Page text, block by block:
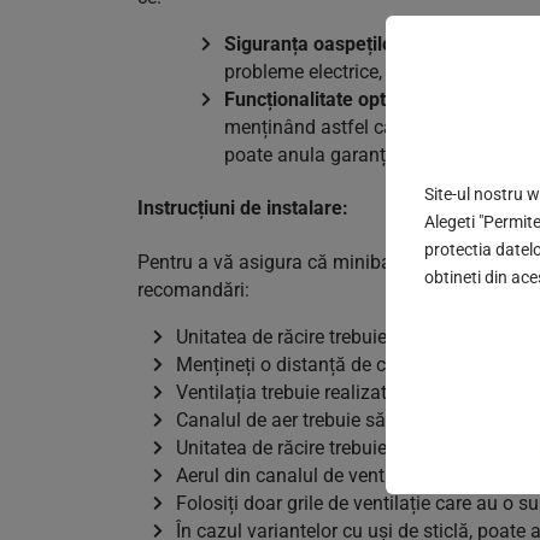
Site-ul nostru
Alegeti
protectia
obtineti din
Siguranța oaspeților:
Respectarea
probleme electrice, care pot duce la
Funcționalitate optimă:
O instalare
menținând astfel calitatea și
poate anula garanția produsului.
Instrucțiuni de instalare:
Pentru a vă asigura că minibarurile din
recomandări:
Unitatea de răcire trebuie aliniată cu
Mențineți o distanță de cel puțin 20 mm
Ventilația trebuie realizată conform
Canalul de aer trebuie să aibă o secțiune
Unitatea de răcire trebuie să intre
Aerul din canalul de ventilație nu trebuie
Folosiți doar grile de ventilație care au o
În cazul variantelor cu uși de sticlă, poate